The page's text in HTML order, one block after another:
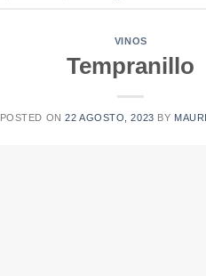
VINOS
Tempranillo
POSTED ON22 AGOSTO, 2023 BY